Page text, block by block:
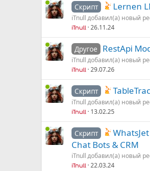
Скрипт Lernen
iTnull добавил(а) новый
iTnull 26.11.24
Другое RestApi
iTnull добавил(а) новый
iTnull 29.07.26
Скрипт
iTnull добавил(а) новый
iTnull 13.02.25
Скрипт
Chat Bots & CRM
iTnull добавил(а) новый
iTnull 22.03.24